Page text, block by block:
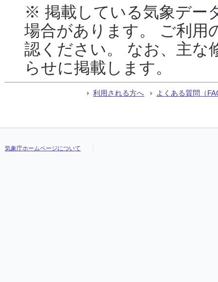
※ 掲載している気象デー
場合があります。 ご利用
認ください。 なお、主な
らせに掲載します。
利用される方へ よくある質問（
気象庁ホームページについて